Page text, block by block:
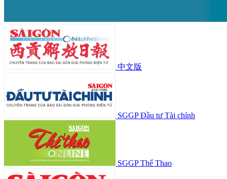
中文版
SGGP Đầu tư Tài chính
SGGP Thể Thao